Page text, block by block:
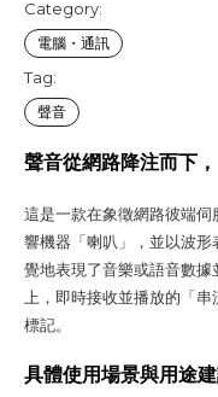
Category:
電腦・通訊
Tag:
聲音
聲音從網路降注而下
這是一款在象徵網路彼端
響機器「喇叭」，並以波
覺地表現了音樂或語音數
上，即時接收並播放的「
標記。
具體使用場景與用途